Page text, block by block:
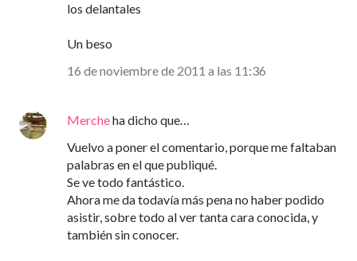
los delantales
Un beso
16 de noviembre de 2011 a las 11:36
Mercheha dicho que…
Vuelvo a poner el comentario, porque me faltaban
palabras en el que publiqué.
Se ve todo fantástico.
Ahora me da todavía más pena no haber podido
asistir, sobre todo al ver tanta cara conocida, y
también sin conocer.